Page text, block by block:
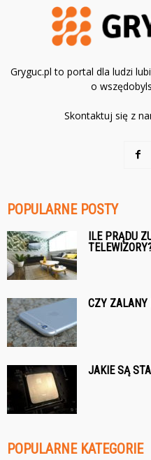
Gryguc.pl to portal dla ludzi
o
Skontaktuj się z
POPULARNE POSTY
ILE PRĄDU
CZY ZALANY
JAKIE SĄ
POPULARNE KATEGORIE